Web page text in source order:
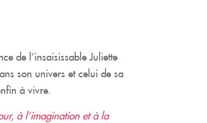
de l’insaisissable Juliette
son univers et celui de sa
à vivre.
à l’imagination et à la